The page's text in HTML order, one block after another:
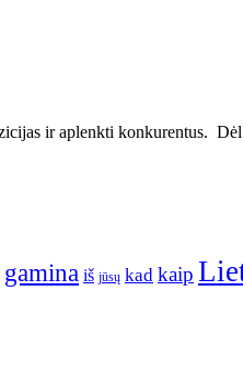
ir aplenkti konkurentus.
gamina iš jūsų kad kaip